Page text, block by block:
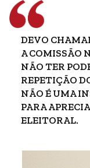
DEVO
A COMISSÃO
NÃO TER
REPETIÇÃO
NÃO É UMA
PARA
ELEITORAL.